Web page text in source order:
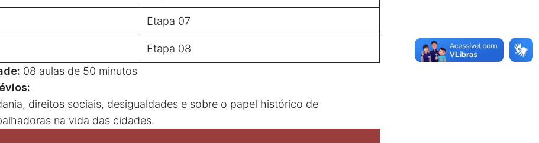
Etapa 07
Etapa 08
08 aulas de 50 minutos
direitos sociais, desigualdades e sobre o papel histórico de
na vida das cidades.